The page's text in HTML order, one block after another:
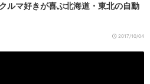
ルマ好きが喜ぶ北海道・東北の自動
2017/10/04